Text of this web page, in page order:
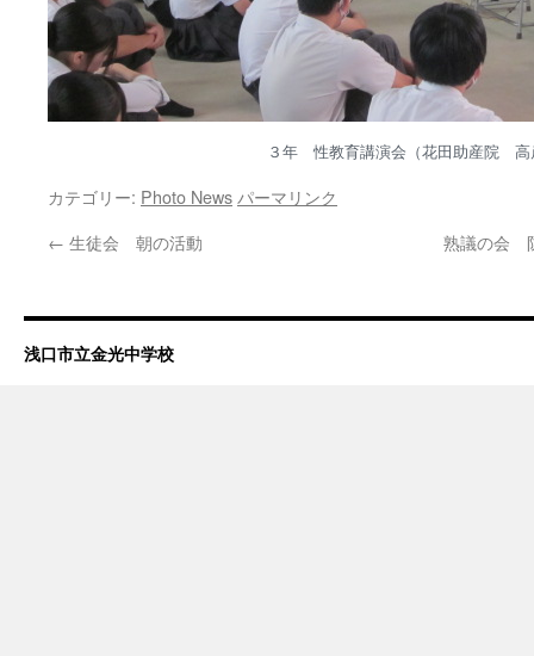
３年 性教育講演会（花田助産院 高
カテゴリー: Photo News パーマリンク
← 生徒会 朝の活動 熟議の会
浅口市立金光中学校